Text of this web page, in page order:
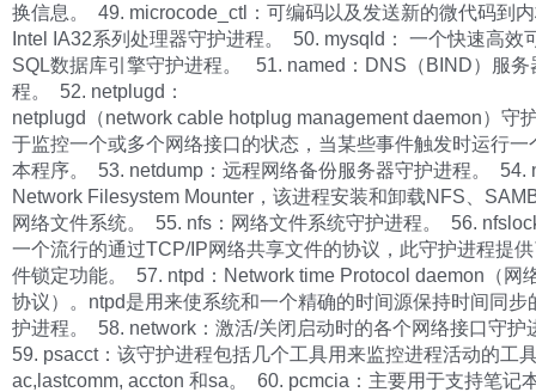
换信息。 49. microcode_ctl：可编码以及发送新的微代码到
Intel IA32系列处理器守护进程。 50. mysqld： 一个快速高效
SQL数据库引擎守护进程。 51. named：DNS（BIND）服务
程。 52. netplugd：
netplugd（network cable hotplug management daemon）守
于监控一个或多个网络接口的状态，当某些事件触发时运行一
本程序。 53. netdump：远程网络备份服务器守护进程。 54.
Network Filesystem Mounter，该进程安装和卸载NFS、
网络文件系统。 55. nfs：网络文件系统守护进程。 56.
一个流行的通过TCP/IP网络共享文件的协议，此守护进程提
件锁定功能。 57. ntpd：Network time Protocol daemon（网
协议）。ntpd是用来使系统和一个精确的时间源保持时间同步
护进程。 58. network：激活/关闭启动时的各个网络接口守护
59. psacct：该守护进程包括几个工具用来监控进程活动的工
ac,lastcomm, accton 和sa。 60. pcmcia：主要用于支持笔记